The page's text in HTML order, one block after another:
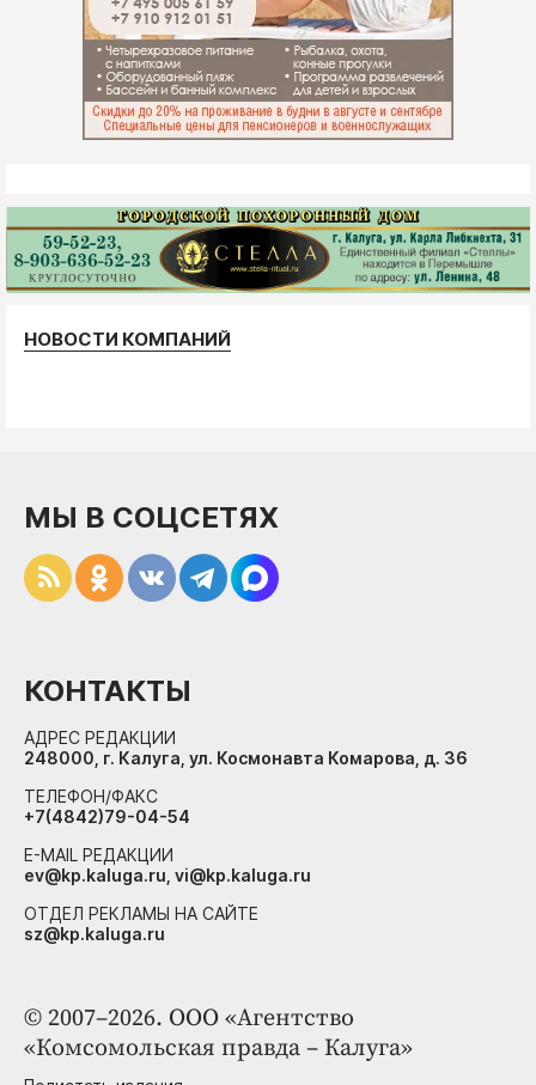
НОВОСТИ КОМПАНИЙ
© 2007–2026. ООО «Агентство
«Комсомольская правда – Калуга»
МЫ В СОЦСЕТЯХ
КОНТАКТЫ
АДРЕС РЕДАКЦИИ
248000, г. Калуга, ул. Космонавта Комарова, д. 36
ТЕЛЕФОН/ФАКС
+7(4842)79-04-54
E-MAIL РЕДАКЦИИ
ev@kp.kaluga.ru, vi@kp.kaluga.ru
ОТДЕЛ РЕКЛАМЫ НА САЙТЕ
sz@kp.kaluga.ru